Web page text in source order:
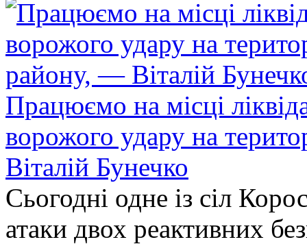
Працюємо на місці
ворожого удару на
Віталій Бунечко
Сьогодні одне із сіл
атаки двох реактивних